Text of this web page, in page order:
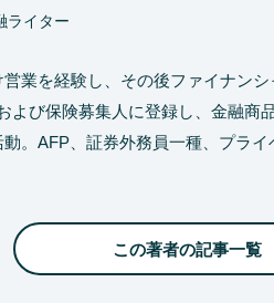
ライター
業を経験し、その後ファイナン
よび保険募集人に登録し、金融商
。AFP、証券外務員一種、プラ
この著者の記事一覧